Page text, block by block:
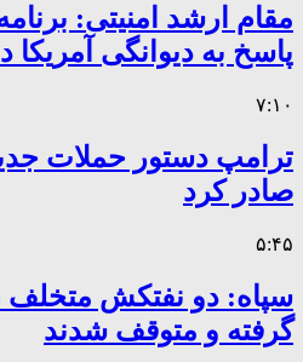
مقام ارشد امنیتی:
پاسخ به دیوانگی آمریکا
۷:۱۰
ترامپ دستور حملات جدید
صادر کرد
۵:۴۵
سپاه: دو نفتکش متخلف
گرفته و متوقف شدند